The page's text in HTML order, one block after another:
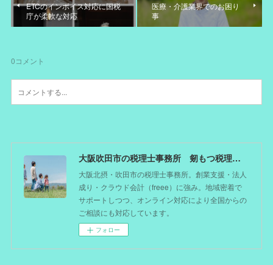
ETCのインボイス対応に国税
庁が柔軟な対応
医療・介護業界でのお困り
事
0コメント
大阪吹田市の税理士事務所 剱もつ税理士（北摂オフィス）―かつてdoctorを目指した税理士が企業のホームドクターとしてあなたの事業をサポート。税理士が直接担当する『かかりつけ税理士』
大阪北摂・吹田市の税理士事務所。創業支援・法人
成り・クラウド会計（freee）に強み。地域密着で
サポートしつつ、オンライン対応により全国からの
ご相談にも対応しています。
フォロー